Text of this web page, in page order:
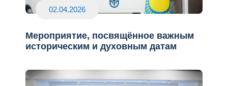
02.04.2026
Мероприятие, посвящённое важным
историческим и духовным датам